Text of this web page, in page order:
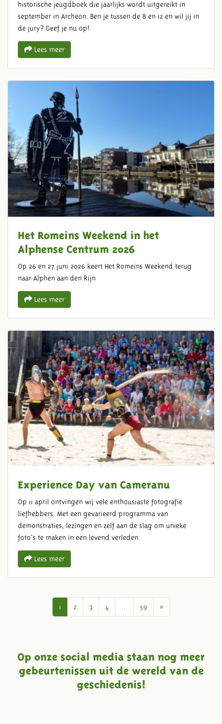
historische jeugdboek die jaarlijks wordt uitgereikt in
september in Archeon. Ben je tussen de 8 en 12 en wil jij in
de jury? Geef je nu op!
Lees meer
Het Romeins Weekend in het
Alphense Centrum 2026
Op 26 en 27 juni 2026 keert Het Romeins Weekend terug
naar Alphen aan den Rijn
Lees meer
Experience Day van Cameranu
Op 11 april ontvingen wij vele enthousiaste fotografie
liefhebbers. Met een gevarieerd programma van
demonstraties, lezingen en zelf aan de slag om unieke
foto's te maken in een levend verleden.
Lees meer
1 2 3 4 59 Volgende
»
Op onze social media staan nog meer
gebeurtenissen uit de wereld van de
geschiedenis!